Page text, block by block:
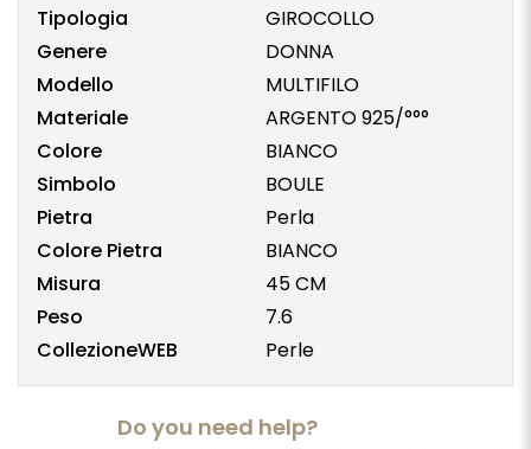
Tipologia
GIROCOLLO
Genere
DONNA
Modello
MULTIFILO
Materiale
ARGENTO 925/°°°
Colore
BIANCO
Simbolo
BOULE
Pietra
Perla
Colore Pietra
BIANCO
Misura
45 CM
Peso
7.6
CollezioneWEB
Perle
Do you need help?